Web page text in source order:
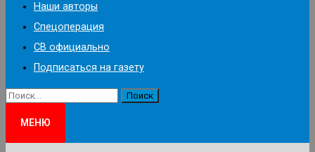
Наши авторы
Спецоперация
СВ официально
Подписаться на газету
Найти:
МЕНЮ